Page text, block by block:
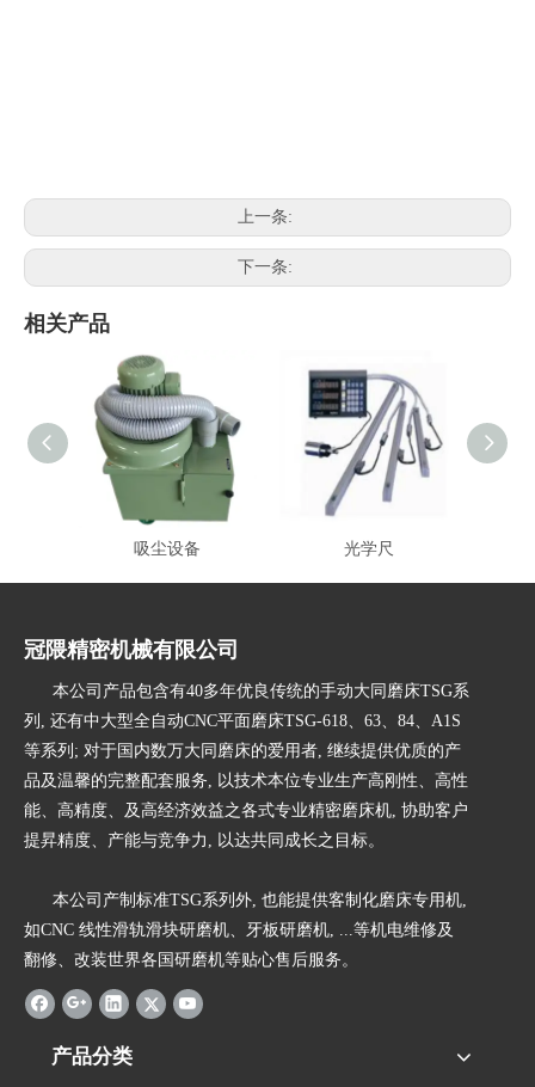
上一条:
下一条:
相关产品
吸尘设备 光学尺
冠隈精密机械有限公司
本公司产品包含有40多年优良传统的手动大同磨床TSG系
列, 还有中大型全自动CNC平面磨床TSG-618、63、84、A1S
等系列; 对于国内数万大同磨床的爱用者, 继续提供优质的产
品及温馨的完整配套服务, 以技术本位专业生产高刚性、高性
能、高精度、及高经济效益之各式专业精密磨床机, 协助客户
提昇精度、产能与竞争力, 以达共同成长之目标。
本公司产制标准TSG系列外, 也能提供客制化磨床专用机,
如CNC 线性滑轨滑块研磨机、牙板研磨机, ...等机电维修及
翻修、改装世界各国研磨机等贴心售后服务。
产品分类